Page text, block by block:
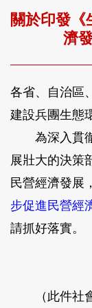
關於印發《
濟
各省、自治區
建設兵團生態
為深入貫徹
展壯大的決策
民營經濟發展
步促進民營經
請抓好落實。
（此件社會